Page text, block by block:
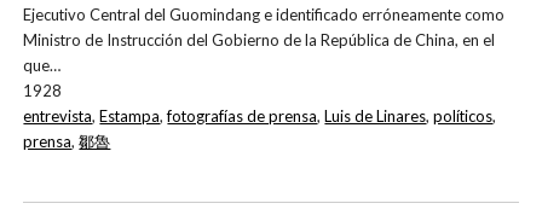
Ejecutivo Central del Guomindang e identificado erróneamente como
Ministro de Instrucción del Gobierno de la República de China, en el
que…
1928
entrevista,Estampa,fotografías de prensa,Luis de Linares,políticos,
prensa,鄒魯